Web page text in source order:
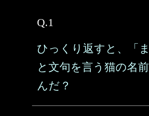
Q.1
ひっくり返すと、「ま
と文句を言う猫の名
んだ？